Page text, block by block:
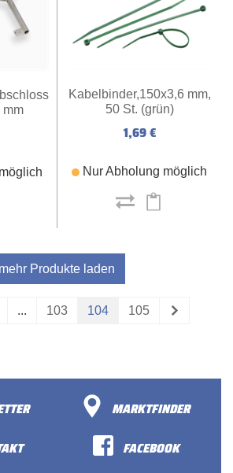
mm
Kabelbinder,150x3,6 mm,
50 St. (grün)
1,69 €
Nur Abholung möglich
mehr Produkte laden
... 103 104 105
MARKTFINDER
FACEBOOK